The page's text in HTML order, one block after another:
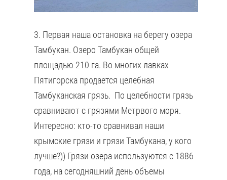
3. Первая наша остановка на берегу озера
Тамбукан. Озеро Тамбукан общей
площадью 210 га. Во многих лавках
Пятигорска продается целебная
Тамбуканская грязь. По целебности грязь
сравнивают с грязями Метрвого моря.
Интересно: кто-то сравнивал наши
крымские грязи и грязи Тамбукана, у кого
лучше?)) Грязи озера используются с 1886
года, на сегодняшний день объемы